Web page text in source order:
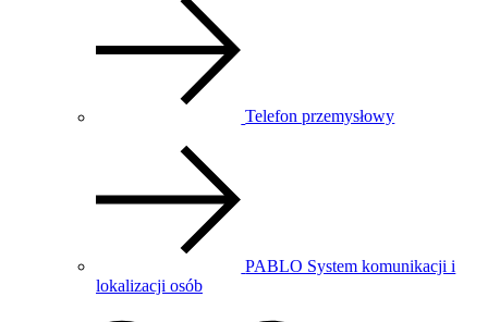
Telefon przemysłowy
PABLO System komunikacji i
lokalizacji osób